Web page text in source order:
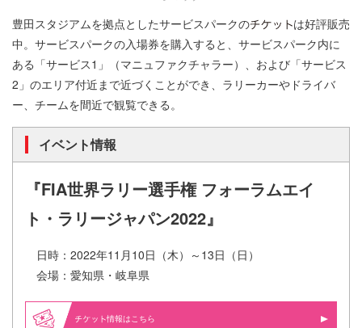
豊田スタジアムを拠点としたサービスパークの
は好評販売
中。サービスパークの入場券を購入すると、サービスパーク内に
ある「サービス1」（マニュファクチャラー）、および「サービス
2」のエリア付近まで近づくことができ、ラリーカーやドライバ
ー、チームを間近で観覧できる。
イベント情報
『FIA世界ラリー選手権 フォーラムエイ
ト・ラリージャパン2022』
日時：2022年11月10日（木）～13日（日）
会場：愛知県・岐阜県
情報はこちら